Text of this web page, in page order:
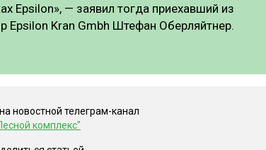
Epsilon», — заявил тогда приехавший из
Epsilon Kran Gmbh Штефан Оберляйтнер.
новостной телеграм-канал
комплекс"